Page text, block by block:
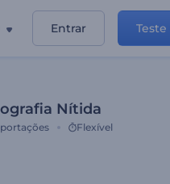
Entrar Teste
Nítida
Flexível